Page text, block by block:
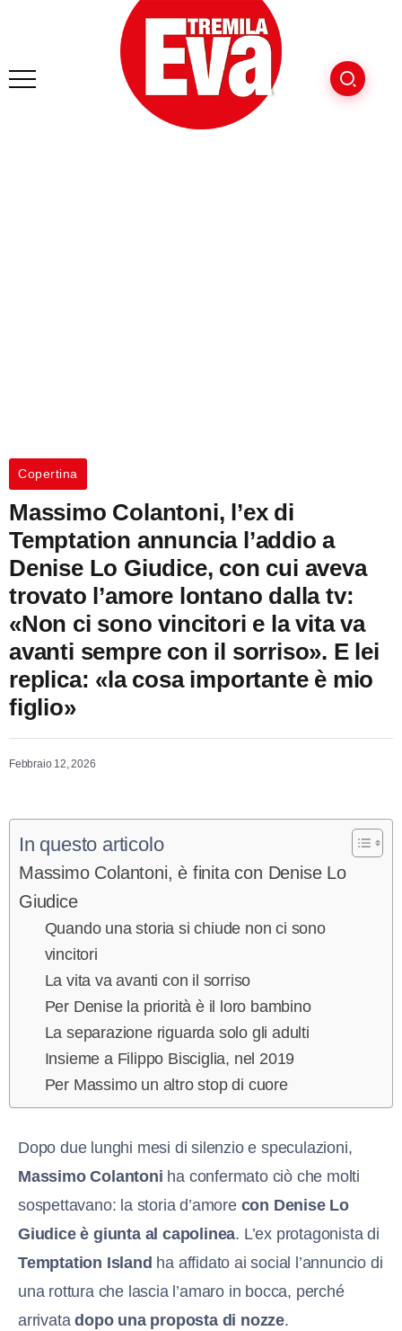
Copertina
Massimo Colantoni, l’ex di
Temptation annuncia l’addio a
Denise Lo Giudice, con cui aveva
trovato l’amore lontano dalla tv:
«Non ci sono vincitori e la vita va
avanti sempre con il sorriso». E lei
replica: «la cosa importante è mio
figlio»
Febbraio 12, 2026
In questo articolo
Massimo Colantoni, è finita con Denise Lo
Giudice
Quando una storia si chiude non ci sono
vincitori
La vita va avanti con il sorriso
Per Denise la priorità è il loro bambino
La separazione riguarda solo gli adulti
Insieme a Filippo Bisciglia, nel 2019
Per Massimo un altro stop di cuore
Dopo due lunghi mesi di silenzio e speculazioni,
Massimo Colantoni ha confermato ciò che molti
sospettavano: la storia d’amore con Denise Lo
Giudice è giunta al capolinea. L’ex protagonista di
Temptation Island ha affidato ai social l’annuncio di
una rottura che lascia l’amaro in bocca, perché
arrivatadopo una proposta di nozze.